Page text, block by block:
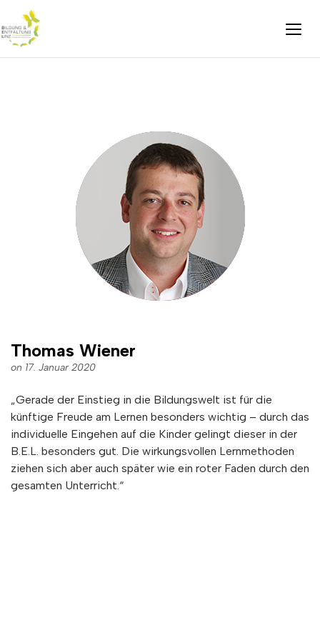
Thomas Wiener
on 17. Januar 2020
„Gerade der Einstieg in die Bildungswelt ist für die
künftige Freude am Lernen besonders wichtig – durch das
individuelle Eingehen auf die Kinder gelingt dieser in der
B.E.L. besonders gut. Die wirkungsvollen Lernmethoden
ziehen sich aber auch später wie ein roter Faden durch den
gesamten Unterricht.“